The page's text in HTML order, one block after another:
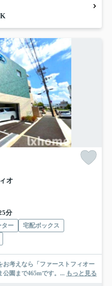
オ
分
ター
宅配ボックス
考えなら「ファーストフィオー
公園まで465mです。... もっと見る